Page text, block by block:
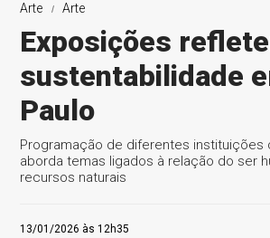
Arte Arte
Exposições
sustentabilidade
Paulo
Programação de diferentes instituições
aborda temas ligados à relação do ser
recursos naturais
13/01/2026 às 12h35